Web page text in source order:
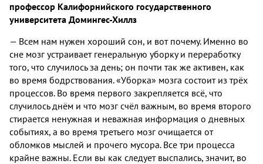
профессор Калифорнийского государственного
университета Домингес-Хиллз
— Всем нам нужен хороший сон, и вот почему. Именно во
сне мозг устраивает генеральную уборку и переработку
того, что случилось за день; он почти так же активен, как
во время бодрствования. «Уборка» мозга состоит из трёх
процессов. Во время первого закрепляется всё, что
случилось днём и что мозг счёл важным, во время второго
стирается ненужная и неважная информация о дневных
событиях, а во время третьего мозг очищается от
обломков мыслей и прочего мусора. Все три процесса
крайне важны. Если вы как следует выспались, значит, во